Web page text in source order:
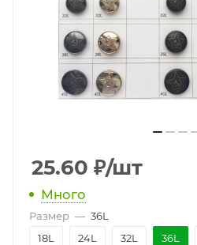
25.60 ₽/шт
Много
Размер — 36L
18L
24L 32L 36L